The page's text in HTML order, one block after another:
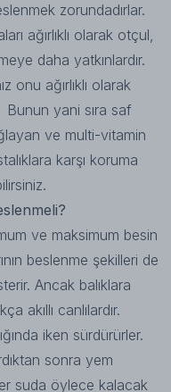
zorundadırlar.
ağırlıklı olarak otçul,
daha yatkınlardır.
onu ağırlıklı olarak
yani sıra saf
ve multi-vitamin
karşı koruma
ve maksimum besin
beslenme şekilleri de
Ancak balıklara
akıllı canlılardır.
iken sürdürürler.
sonra yem
suda öylece kalacak